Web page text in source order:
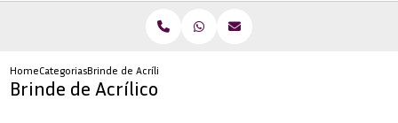
HomeCategoriasBrinde de Acrílico
Brinde de Acrílico